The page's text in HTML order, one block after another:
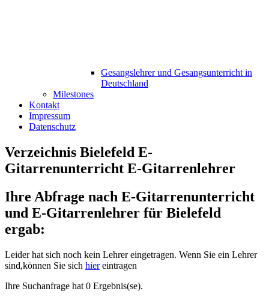
Gesangslehrer und Gesangsunterricht in
Deutschland
Milestones
Kontakt
Impressum
Datenschutz
Verzeichnis Bielefeld E-
Gitarrenunterricht E-Gitarrenlehrer
Ihre Abfrage nach E-Gitarrenunterricht
und E-Gitarrenlehrer für Bielefeld
ergab:
Leider hat sich noch kein Lehrer eingetragen. Wenn Sie ein Lehrer
sind,können Sie sich hiereintragen
Ihre Suchanfrage hat 0 Ergebnis(se).